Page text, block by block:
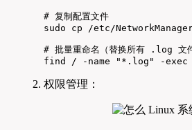
# 复制配置文件
sudo cp /etc/
# 批量重命名（替换所有 .log 文
find / -name "*.log" -
权限管理：